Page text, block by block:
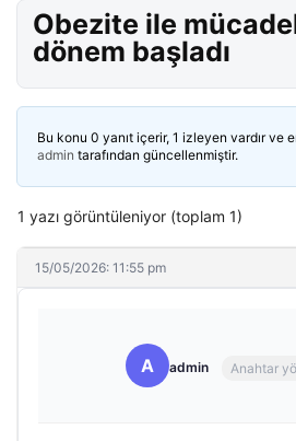
Obezite ile
dönem başladı
Bu konu 0 yanıt içerir, 1 izleyen vardır ve
admin tarafından güncellenmiştir.
1 yazı görüntüleniyor (toplam 1)
15/05/2026: 11:55 pm
A admin Anahtar